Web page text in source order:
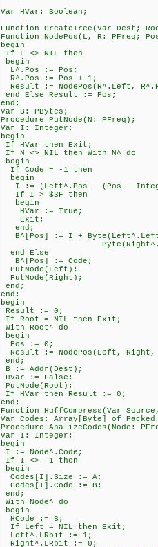
Var HVar: Boolean;
Function CreateTree(Var Dest;
Function NodePos(L, R: PFreq;
begin
If L <> NIL then
begin
L^.Pos := Pos;
R^.Pos := Pos + 1;
Result := NodePos(R^.Left,
end Else Result := Pos;
end;
Var B: PBytes;
Procedure PutNode(N: PFreq);
Var I: Integer;
begin
If HVar then Exit;
If N <> NIL then With N^ do
begin
If Code = -1 then
begin
I := (Left^.Pos - (Pos -
If I > $3F then
begin
HVar := True;
Exit;
end;
B^[Pos] := I +
Byte(Right^.Left
end Else
B^[Pos] := Code;
PutNode(Left);
PutNode(Right);
end;
end;
begin
Result := 0;
If Root = NIL then Exit;
With Root^ do
begin
Pos := 0;
Result := NodePos(Left,
end;
B := Addr(Dest);
HVar := False;
PutNode(Root);
If HVar then Result := 0;
end;
Function HuffCompress(Var
Var Codes: Array[Byte] of Packed
Procedure AnalizeCodes(Node:
Var I: Integer;
begin
I := Node^.Code;
If I <> -1 then
begin
Codes[I].Size := A;
Codes[I].Code := B;
end;
With Node^ do
begin
HCode := B;
If Left = NIL then Exit;
Left^.LRbit := 1;
Right^.LRbit := 0;